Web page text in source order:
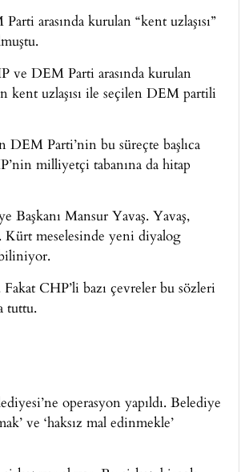
arasında kurulan “kent uzlaşısı”
ve DEM Parti arasında kurulan
uzlaşısı ile seçilen DEM partili
DEM Parti’nin bu süreçte başlıca
milliyetçi tabanına da hitap
Başkanı Mansur Yavaş. Yavaş,
Kürt meselesinde yeni diyalog
CHP’li bazı çevreler bu sözleri
tuttu.
operasyon yapıldı. Belediye
ve ‘haksız mal edinmekle’